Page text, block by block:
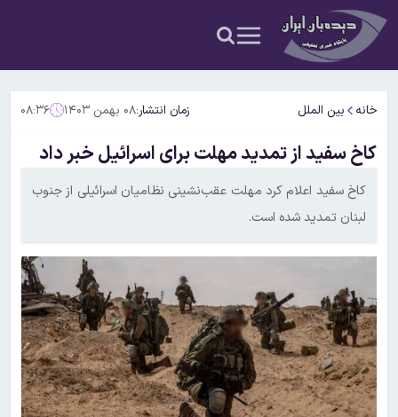
خانه بین الملل زمان انتشار:۰۸ بهمن ۱۴۰۳ ۰۸:۳۶
کاخ سفید از تمدید مهلت برای اسرائیل خبر داد
کاخ سفید اعلام کرد مهلت عقب‌نشینی نظامیان اسرائیلی از جنوب
لبنان تمدید شده است.